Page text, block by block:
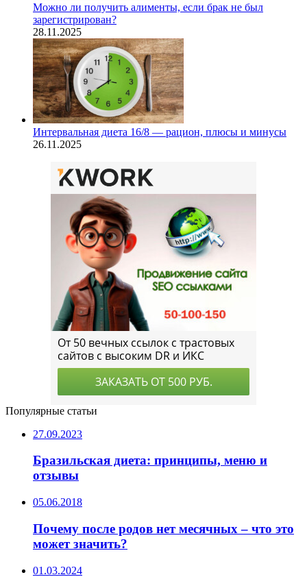
Можно ли получить алименты, если брак не был
зарегистрирован?
28.11.2025
Интервальная диета 16/8 — рацион, плюсы и минусы
26.11.2025
Популярные статьи
27.09.2023
Бразильская диета: принципы, меню и
отзывы
05.06.2018
Почему после родов нет месячных – что это
может значить?
01.03.2024